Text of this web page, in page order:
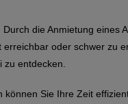
Durch die Anmietung eines
oder schwer zu
entdecken.
können Sie Ihre Zeit